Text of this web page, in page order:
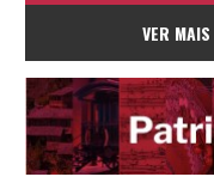
VER MAIS